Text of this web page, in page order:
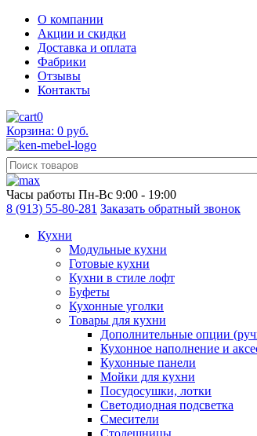
О компании
Акции и скидки
Доставка и оплата
Фабрики
Отзывы
Контакты
0
Корзина: 0 руб.
Часы работы Пн-Вс 9:00 - 19:00
8 (913) 55-80-281 Заказать обратный звонок
Кухни
Модульные кухни
Готовые кухни
Кухни в стиле лофт
Буфеты
Кухонные уголки
Товары для кухни
Дополнительные опции
Кухонное наполнение и
Кухонные панели
Мойки для кухни
Посудосушки, лотки
Светодиодная подсветка
Смесители
Столешницы